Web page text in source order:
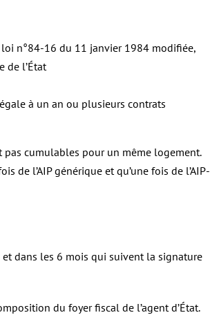
loi n°84-16 du 11 janvier 1984 modifiée,
de l’État
à un an ou plusieurs contrats
pas cumulables pour un même logement.
de l’AIP générique et qu’une fois de l’AIP-
dans les 6 mois qui suivent la signature
du foyer fiscal de l’agent d’État.